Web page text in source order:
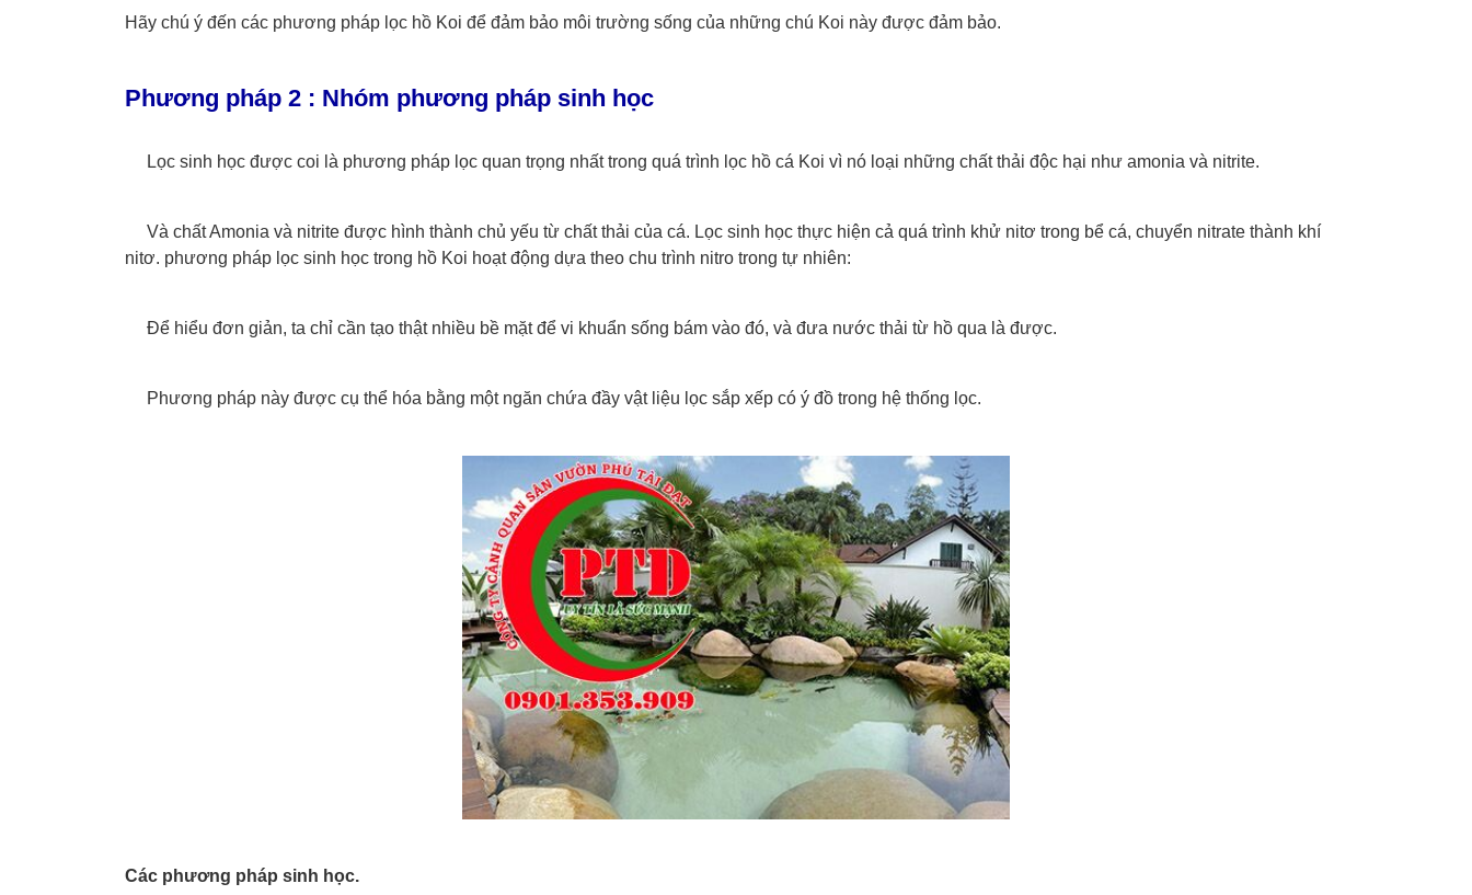
Hãy chú ý đến các phương pháp lọc hồ Koi để đảm bảo môi trường sống của những chú Koi này được đảm bảo.
Phương pháp 2 : Nhóm phương pháp sinh học
Lọc sinh học được coi là phương pháp lọc quan trọng nhất trong quá trình lọc hồ cá Koi vì nó loại những chất thải độc hại như amonia và nitrite.
Và chất Amonia và nitrite được hình thành chủ yếu từ chất thải của cá. Lọc sinh học thực hiện cả quá trình khử nitơ trong bể cá, chuyển nitrate thành khí
nitơ. phương pháp lọc sinh học trong hồ Koi hoạt động dựa theo chu trình nitro trong tự nhiên:
Để hiểu đơn giản, ta chỉ cần tạo thật nhiều bề mặt để vi khuẩn sống bám vào đó, và đưa nước thải từ hồ qua là được.
Phương pháp này được cụ thể hóa bằng một ngăn chứa đầy vật liệu lọc sắp xếp có ý đồ trong hệ thống lọc.
Các phương pháp sinh học.